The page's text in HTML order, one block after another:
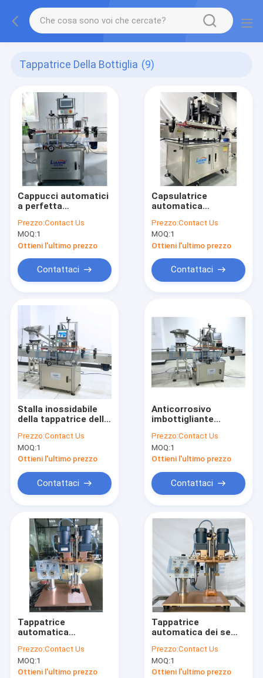
Tappatrice Della Bottiglia (9)
Cappucci automatici
a perfetta
tappatrice 30-50
della bottiglia dello
SpA
Prezzo:Contact Us
MOQ:1
Ottieni l'ultimo prezzo
Contattaci
Capsulatrice
automatica
bottiglia di iso,
tappatrice dello SpA
per le bottiglie
Prezzo:Contact Us
MOQ:1
Ottieni l'ultimo prezzo
Contattaci
Stalla inossidabile
della tappatrice della
materiale da
otturazione dell'olio
essenziale
Prezzo:Contact Us
MOQ:1
Ottieni l'ultimo prezzo
Contattaci
Anticorrosivo
imbottigliante
multifunzionale della
tappatrice a vite
Prezzo:Contact Us
MOQ:1
Ottieni l'ultimo prezzo
Contattaci
Tappatrice
automatica
bottiglia dei semi
con 4 rulli
Prezzo:Contact Us
MOQ:1
Ottieni l'ultimo prezzo
Tappatrice
automatica dei semi
TUV, piccola
macchina
inossidabile di
Prezzo:Contact Us
MOQ:1
Ottieni l'ultimo prezzo